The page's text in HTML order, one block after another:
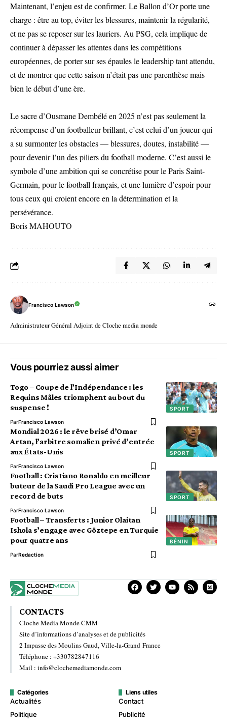
Maintenant, l’enjeu est de confirmer. Le Ballon d’Or porte une
charge : être au top, éviter les blessures, maintenir la régularité,
et ne pas se reposer sur les lauriers. Au PSG, cela implique de
continuer à dépasser les attentes dans les compétitions
européennes, de porter sur ses épaules le leadership tant attendu,
et de montrer que cette saison n’était pas une parenthèse mais
bien le début d’une ère.
Le sacre d’Ousmane Dembélé en 2025 n’est pas seulement la
récompense d’un footballeur brillant, c’est celui d’un joueur qui
a su surmonter les obstacles — blessures, doutes, instabilité —
pour devenir l’un des piliers du football moderne. C’est aussi le
symbole d’une ambition qui se concrétise pour le Paris Saint-
Germain, pour le football français, et une lumière d’espoir pour
tous ceux qui croient encore en la détermination et la
persévérance.
Boris MAHOUTO
Francisco Lawson
Administrateur Général Adjoint de Cloche media monde
Vous pourriez aussi aimer
SPORT
Togo – Coupe de l’Indépendance : les
Requins Mâles triomphent au bout du
suspense !
ParFrancisco Lawson
SPORT
Mondial 2026 : le rêve brisé d’Omar
Artan, l’arbitre somalien privé d’entrée
aux États-Unis
ParFrancisco Lawson
SPORT
Football : Cristiano Ronaldo en meilleur
buteur de la Saudi Pro League avec un
record de buts
ParFrancisco Lawson
BÉNIN
Football – Transferts : Junior Olaitan
Ishola s’engage avec Göztepe en Turquie
pour quatre ans
ParRedaction
CONTACTS
Cloche Media Monde CMM
Site d’informations d’analyses et de publicités
2 Impasse des Moulins Gaud, Ville-la-Grand France
Téléphone : +330782847116
Mail : info@clochemediamonde.com
Catégories
Actualités
Politique
Liens utiles
Contact
Publicité